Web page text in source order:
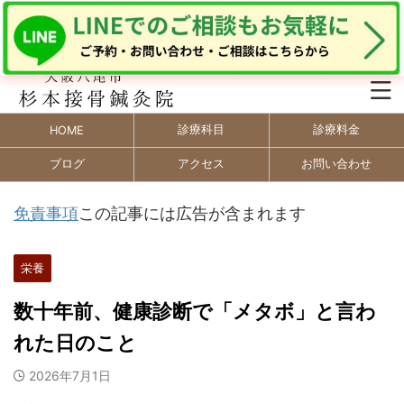
HOME 診療科目 診療料金
ブログ アクセス お問い合わせ
免責事項この記事には広告が含まれます
栄養
数十年前、健康診断で「メタボ」と言わ
れた日のこと
2026年7月1日